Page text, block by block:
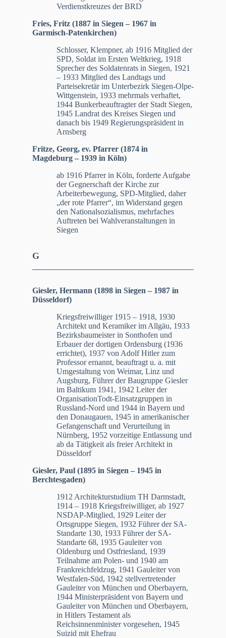
Verdienstkreuzes der BRD
Fries, Fritz (1887 in Siegen – 1967 in
Garmisch-Patenkirchen)
Schlosser, Klempner, ab 1916 Mitglied der
SPD, Soldat im Ersten Weltkrieg, 1918
Sprecher des Soldatenrats in Siegen, 1921
– 1933 Mitglied des Landtags und
Parteisekretär im Unterbezirk Siegen-Olpe-
Wittgenstein, 1933 mehrmals verhaftet,
1944 Bunkerbeauftragter der Stadt Siegen,
1945 Landrat des Kreises Siegen und
danach bis 1949 Regierungspräsident in
Arnsberg
Fritze, Georg, ev. Pfarrer (1874 in
Magdeburg – 1939 in Köln)
ab 1916 Pfarrer in Köln, forderte Aufgabe
der Gegnerschaft der Kirche zur
Arbeiterbewegung, SPD-Mitglied, daher
„der rote Pfarrer“, im Widerstand gegen
den Nationalsozialismus, mehrfaches
Auftreten bei Wahlveranstaltungen in
Siegen
G
Giesler, Hermann (1898 in Siegen – 1987 in
Düsseldorf)
Kriegsfreiwilliger 1915 – 1918, 1930
Architekt und Keramiker im Allgäu, 1933
Bezirksbaumeister in Sonthofen und
Erbauer der dortigen Ordensburg (1936
errichtet), 1937 von Adolf Hitler zum
Professor ernannt, beauftragt u. a. mit
Umgestaltung von Weimar, Linz und
Augsburg, Führer der Baugruppe Giesler
im Baltikum 1941, 1942 Leiter der
OrganisationTodt-Einsatzgruppen in
Russland-Nord und 1944 in Bayern und
den Donaugauen, 1945 in amerikanischer
Gefangenschaft und Verurteilung in
Nürnberg, 1952 vorzeitige Entlassung und
ab da Tätigkeit als freier Architekt in
Düsseldorf
Giesler, Paul (1895 in Siegen – 1945 in
Berchtesgaden)
1912 Architekturstudium TH Darmstadt,
1914 – 1918 Kriegsfreiwilliger, ab 1927
NSDAP-Mitglied, 1929 Leiter der
Ortsgruppe Siegen, 1932 Führer der SA-
Standarte 130, 1933 Führer der SA-
Standarte 68, 1935 Gauleiter von
Oldenburg und Ostfriesland, 1939
Teilnahme am Polen- und 1940 am
Frankreichfeldzug, 1941 Gauleiter von
Westfalen-Süd, 1942 stellvertretender
Gauleiter von München und Oberbayern,
1944 Ministerpräsident von Bayern und
Gauleiter von München und Oberbayern,
in Hitlers Testament als
Reichsinnenminister vorgesehen, 1945
Suizid mit Ehefrau